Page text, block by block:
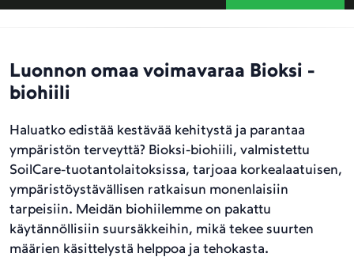
Luonnon omaa voimavaraa Bioksi -
biohiili
Haluatko edistää kestävää kehitystä ja parantaa
ympäristön terveyttä? Bioksi-biohiili, valmistettu
SoilCare-tuotantolaitoksissa, tarjoaa korkealaatuisen,
ympäristöystävällisen ratkaisun monenlaisiin
tarpeisiin. Meidän biohiilemme on pakattu
käytännöllisiin suursäkkeihin, mikä tekee suurten
määrien käsittelystä helppoa ja tehokasta.